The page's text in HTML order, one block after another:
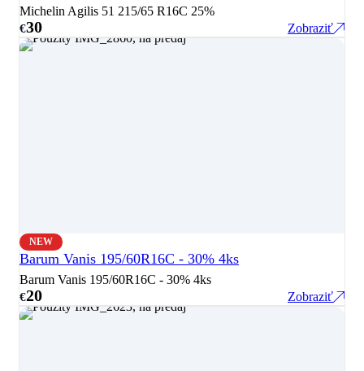
Michelin Agilis 51 215/65 R16C 25%
€30 Zobraziť
NEW
Barum Vanis 195/60R16C - 30% 4ks
Barum Vanis 195/60R16C - 30% 4ks
€20 Zobraziť